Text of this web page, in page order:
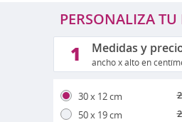
PERSONALIZA
1 Medidas y
ancho x alto en
30 x 12 cm
50 x 19 cm